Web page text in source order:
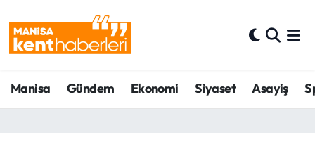
Manisa Gündem Ekonomi Siyaset Asayiş
Ahmetli Hava Durumu
Ahmetli Trafik Yoğunluk Haritası